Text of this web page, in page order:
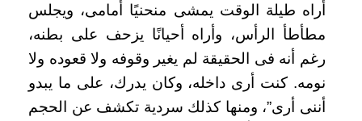
أراه طيلة الوقت يمشى منحنيًا أمامى، ويجلس
مطأطأ الرأس، وأراه أحيانًا يزحف على بطنه،
رغم أنه فى الحقيقة لم يغير وقوفه ولا قعوده ولا
نومه. كنت أرى داخله، وكان يدرك، على ما يبدو
أننى أرى”، ومنها كذلك سردية تكشف عن الحجم